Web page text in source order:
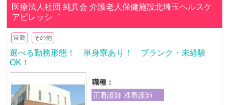
医療法人社団 純真会介護老人保健施設北埼玉ヘルスケ
アビレッシ゛
常勤 その他
選べる勤務形態！ 単身寮あり！ ブランク・未経験
OK！
職種：
正看護師 准看護師